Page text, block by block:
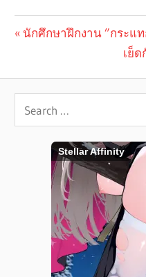
navigation
Previous
นักศึกษาฝึกงาน ”กระแ
Next
เย็